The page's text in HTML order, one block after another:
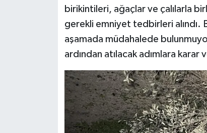
birikintileri, ağaçlar ve çalılarla
gerekli emniyet tedbirleri alındı.
aşamada müdahalede
ardından atılacak adımlara